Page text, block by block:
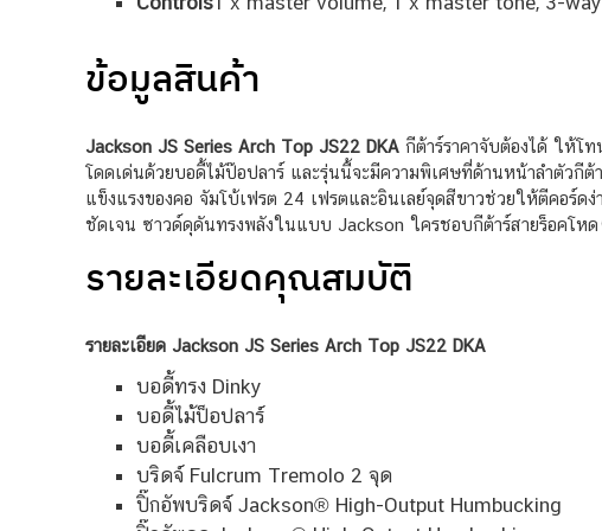
ข้อมูลสินค้า
Jackson JS Series Arch Top JS22 DKA กีต้าร์ราคาจับต้องได้ ให้โ
โดดเด่นด้วยบอดี้ไม้ป๊อปลาร์ และรุ่นนี้จะมีความพิเศษที่ด้านหน้าลำตัวกี
แข็งแรงของคอ จัมโบ้เฟรต 24 เฟรตและอินเลย์จุดสีขาวช่วยให้ตีคอร์
ชัดเจน ซาวด์ดุดันทรงพลังในแบบ Jackson ใครชอบกีต้าร์สายร็อคโห
รายละเอียดคุณสมบัติ
รายละเอียด Jackson JS Series Arch Top JS22 DKA
บอดี้ทรง Dinky
บอดี้ไม้ป็อปลาร์
บอดี้เคลือบเงา
บริดจ์ Fulcrum Tremolo 2 จุด
ปิ๊กอัพบริดจ์ Jackson® High-Output Humbucking